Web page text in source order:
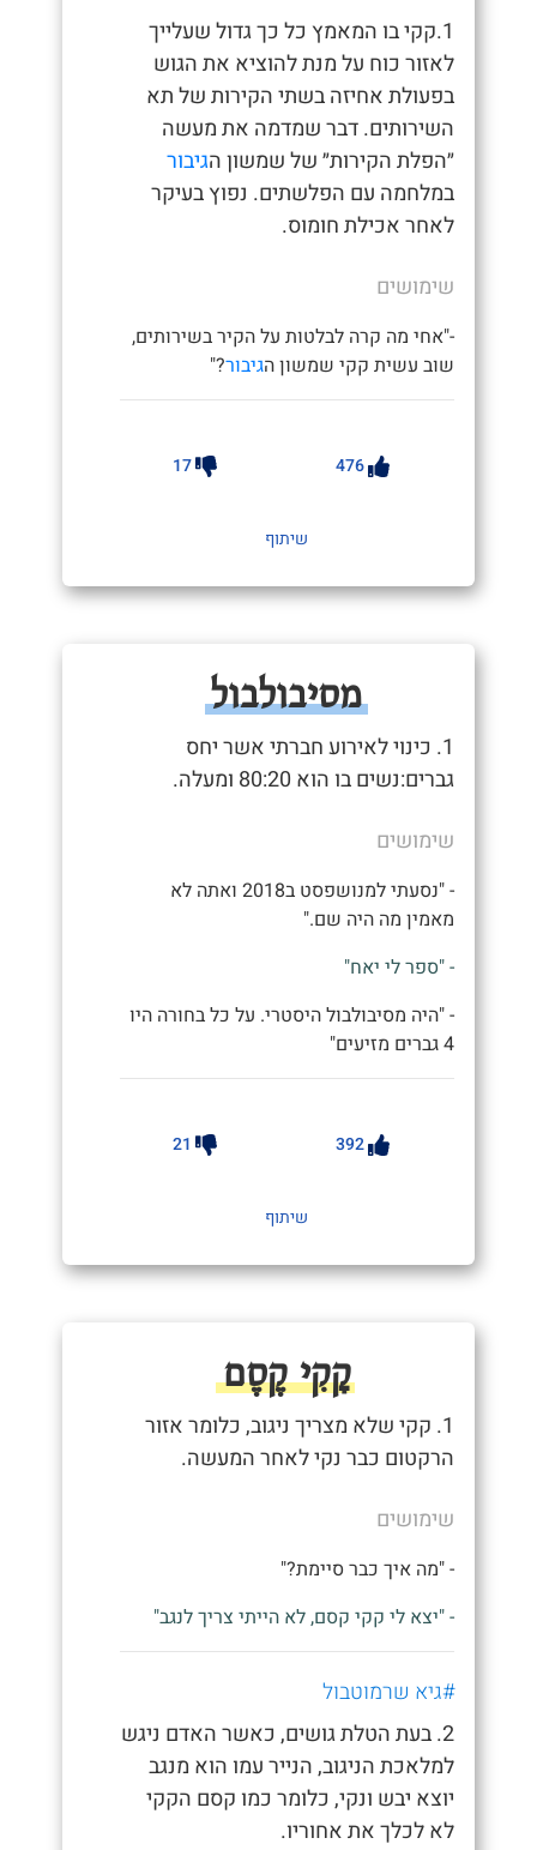
1.קקי בו המאמץ כל כך גדול שעלייך
לאזור כוח על מנת להוציא את הגוש
בפעולת אחיזה בשתי הקירות של תא
השירותים. דבר שמדמה את מעשה
״הפלת הקירות״ של שמשון הגיבור
במלחמה עם הפלשתים. נפוץ בעיקר
לאחר אכילת חומוס.
שימושים
-"אחי מה קרה לבלטות על הקיר בשירותים,
שוב עשית קקי שמשון הגיבור?"
476
17
שיתוף
מסיבולבול
1. כינוי לאירוע חברתי אשר יחס
גברים:נשים בו הוא 80:20 ומעלה.
שימושים
- "נסעתי למנושפסט ב2018 ואתה לא
מאמין מה היה שם."
- "ספר לי יאח"
- "היה מסיבולבול היסטרי. על כל בחורה היו
4 גברים מזיעים"
392
21
שיתוף
קָקִי קֶסֶם
1. קקי שלא מצריך ניגוב, כלומר אזור
הרקטום כבר נקי לאחר המעשה.
שימושים
- "מה איך כבר סיימת?"
- "יצא לי קקי קסם, לא הייתי צריך לנגב"
#גיא שרמוטבול
2. בעת הטלת גושים, כאשר האדם ניגש
למלאכת הניגוב, הנייר עמו הוא מנגב
יוצא יבש ונקי, כלומר כמו קסם הקקי
לא לכלך את אחוריו.